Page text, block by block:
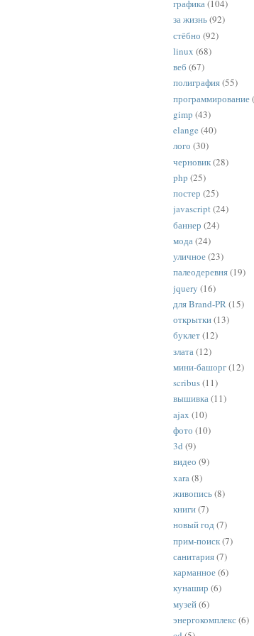
графика(104)
за жизнь(92)
стёбно (92)
linux (68)
веб (67)
полиграфия(55)
программирование
gimp (43)
elange (40)
лого (30)
черновик(28)
php (25)
постер (25)
javascript(24)
баннер (24)
мода(24)
уличное(23)
палеодеревня(19)
jquery (16)
для Brand-PR(15)
открытки(13)
буклет(12)
злата(12)
мини-башорг(12)
scribus(11)
вышивка(11)
ajax (10)
фото (10)
3d (9)
видео (9)
xara(8)
живопись(8)
книги(7)
новый год (7)
прим-поиск(7)
санитария(7)
карманное(6)
кунашир (6)
музей(6)
энергокомплекс(6)